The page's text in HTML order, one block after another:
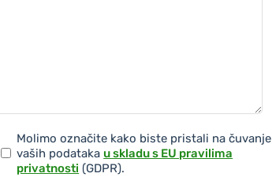
Molimo označite kako biste pristali na čuvanje
vaših podataka u skladu s EU pravilima
privatnosti (GDPR).